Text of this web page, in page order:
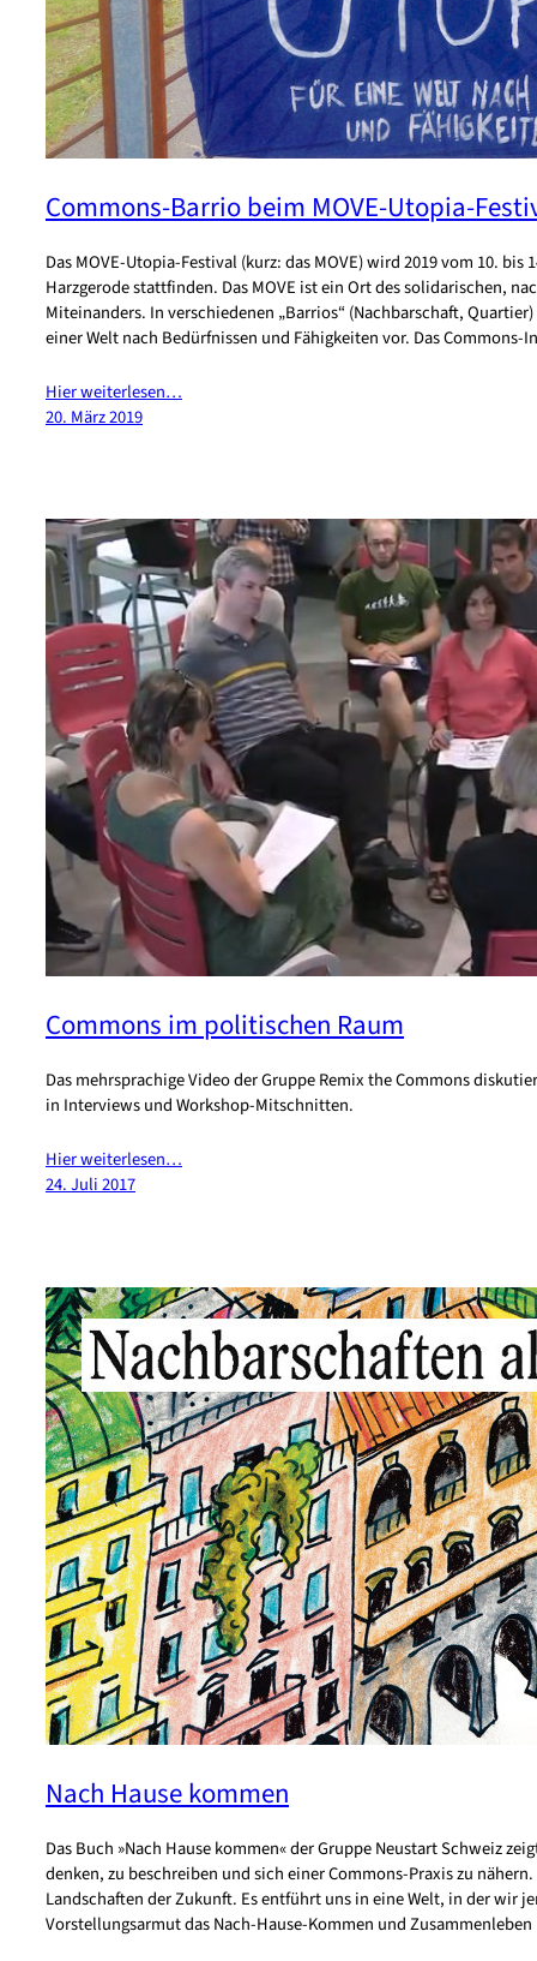
Commons-Barrio beim MOVE-Utopia-
Das MOVE-Utopia-Festival (kurz: das MOVE) wird 2019 vom 10. bis
Harzgerode stattfinden. Das MOVE ist ein Ort des solidarischen,
Miteinanders. In verschiedenen „Barrios“ (Nachbarschaft,
einer Welt nach Bedürfnissen und Fähigkeiten vor. Das
Hier weiterlesen…
20. März 2019
Commons im politischen Raum
Das mehrsprachige Video der Gruppe Remix the Commons
in Interviews und Workshop-Mitschnitten.
Hier weiterlesen…
24. Juli 2017
Nach Hause kommen
Das Buch »Nach Hause kommen« der Gruppe Neustart Schweiz
denken, zu beschreiben und sich einer Commons-Praxis zu
Landschaften der Zukunft. Es entführt uns in eine Welt, in der wir
Vorstellungsarmut das Nach-Hause-Kommen und